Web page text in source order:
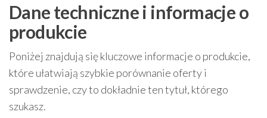
Dane techniczne i informacje o
produkcie
Poniżej znajdują się kluczowe informacje o produkcie,
które ułatwiają szybkie porównanie oferty i
sprawdzenie, czy to dokładnie ten tytuł, którego
szukasz.